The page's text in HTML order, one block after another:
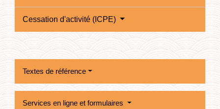
Cessation d'activité (ICPE)
Textes de référence
Services en ligne et formulaires